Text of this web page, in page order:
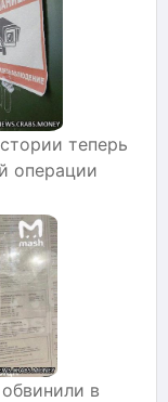
теперь
операции
в